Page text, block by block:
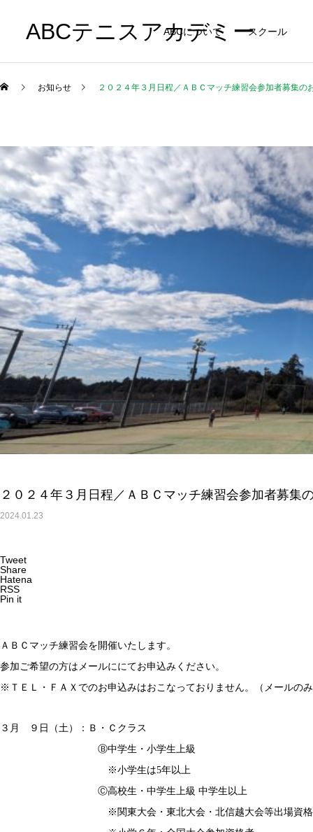
ABCテニスアカデミー
ABCについて スクール
お知らせ ２０２４年３月日程／ＡＢＣマッチ練習会参加者募集の
２０２４年３月日程／ＡＢＣマッチ練習会参加者募集
2024.01.23
Tweet
Share
Hatena
RSS
Pin it
ＡＢＣマッチ練習会を開催いたします。
参加ご希望の方はメールににてお申込みください。
※ＴＥＬ・ＦＡＸでのお申込みはおこなっておりません。（メールの
３月 ９日（土）：Ｂ・Ｃクラス
Ⓑ中学生・小学生上級
※小学生は5年以上
Ⓒ高校生・中学生上級 中学生以上
※関東大会・東北大会・北信越大会等出場資格